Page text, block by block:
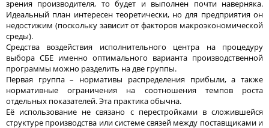
зрения производителя, то будет и выполнен почти наверняка.
Идеальный план интересен теоретически, но для предприятия он
недостижим (поскольку зависит от факторов макроэкономической
среды).
Средства воздействия исполнительного центра на процедуру
выбора СБЕ именно оптимального варианта производственной
программы можно разделить на две группы.
Первая группа – нормативы распределения прибыли, а также
нормативные ограничения на соотношения темпов роста
отдельных показателей. Эта практика обычна.
Её использование не связано с перестройками в сложившейся
структуре производства или системе связей между поставщиками и